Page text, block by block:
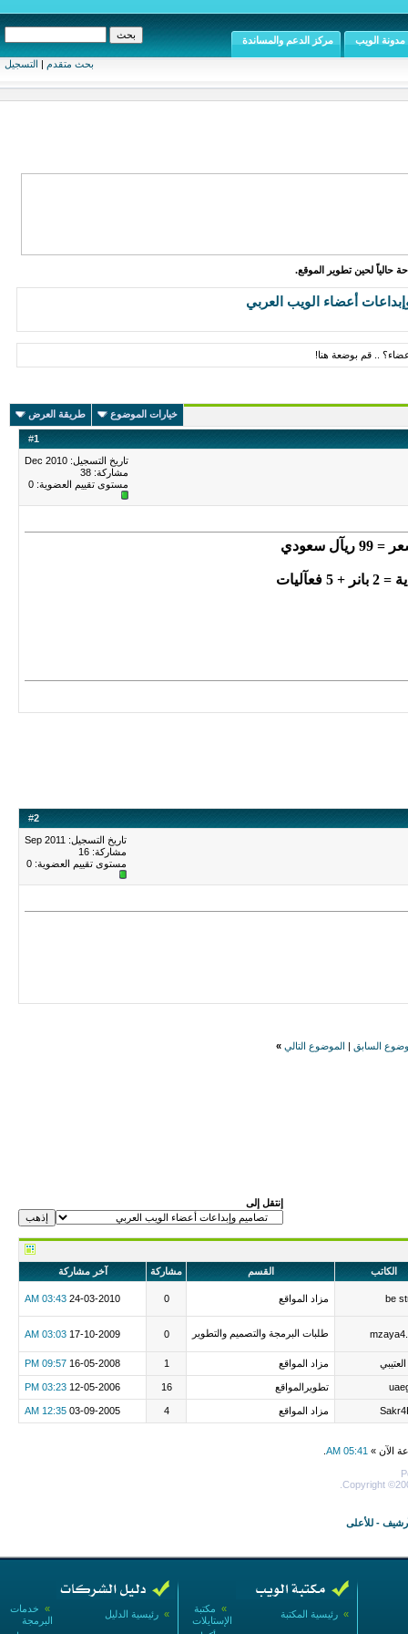
بحث متقدم | التسجيل
مدونة الويب مركز الدعم والمساندة
حالياً لحين تطوير الموقع.
أعضاء الويب العربي
.. قم بوضعة هنا!
خيارات الموضوع طريقة العرض
#1
تاريخ التسجيل: Dec 2010
مشاركة: 38
مستوى تقييم العضوية: 0
ريآل سعودي
+ 5 فعآليات
#2
تاريخ التسجيل: Sep 2011
مشاركة: 16
مستوى تقييم العضوية: 0
السابق الموضوع التالي »
إنتقل إلى
الكاتب القسم مشاركة آخر مشاركة
be مزاد المواقع 0
24-03-2010
03:43 AM
طلبات البرمجة والتصميم والتطوير 0
17-10-2009
03:03 AM
مزاد المواقع 1
16-05-2008
09:57 PM
تطويرالمواقع 16
12-05-2006
03:23 PM
مزاد المواقع 4
03-09-2005
12:35 AM
الآن » 05:41 AM
Copyright
- للأعلى
» خدمات
البرمجة
» رئيسية الدليل
» مكتبة
الإستايلات
» رئيسية المكتبة